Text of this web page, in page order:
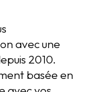
avec une
2010.
basée en